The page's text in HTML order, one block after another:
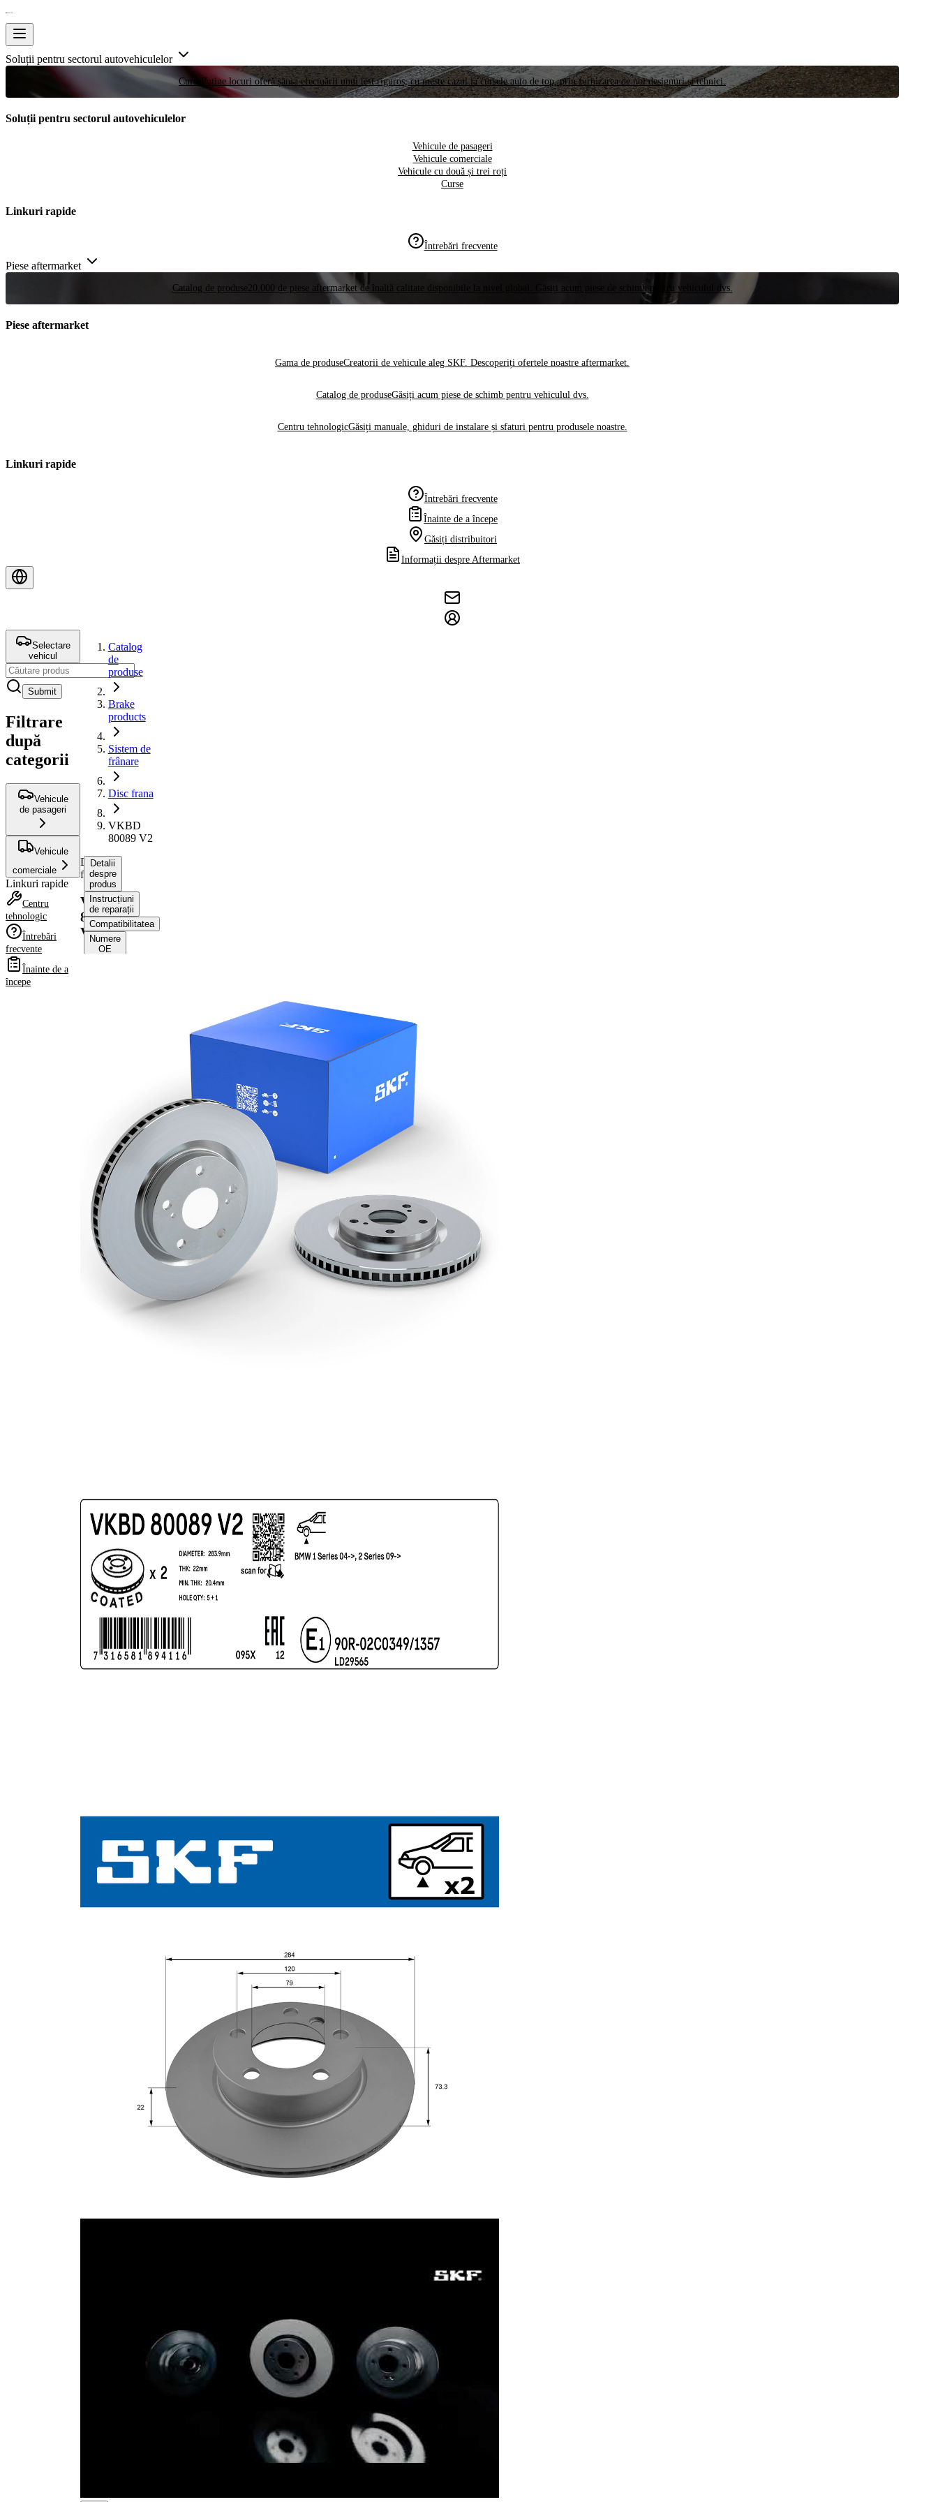
Soluții pentru sectorul autovehiculelor
Curse Puține locuri oferă șansa efectuării unui test riguros, cu meste cazul la cursele auto de top, prin furnizarea de noi designuri și tehnici.
Soluții pentru sectorul autovehiculelor
Vehicule de pasageri
Vehicule comerciale
Vehicule cu două și trei roți
Curse
Linkuri rapide
Întrebări frecvente
Piese aftermarket
Catalog de produse 20.000 de piese aftermarket de înaltă calitate disponibile la nivel global. Găsiți acum piese de schimb pentru vehiculul dvs.
Piese aftermarket
Gama de produseCreatorii de vehicule aleg SKF. Descoperiți ofertele noastre aftermarket.
Catalog de produseGăsiți acum piese de schimb pentru vehiculul dvs.
Centru tehnologicGăsiți manuale, ghiduri de instalare și sfaturi pentru produsele noastre.
Linkuri rapide
Întrebări frecvente
Înainte de a începe
Găsiți distribuitori
Informații despre Aftermarket
Selectare
vehicul
Submit
Filtrare
după
categorii
Vehicule
de pasageri
Vehicule
comerciale
Linkuri rapide
Centru
tehnologic
Întrebări
frecvente
Înainte de a
începe
Catalog
de
produse
Brake
products
Sistem de
frânare
Disc frana
VKBD
80089 V2
Disc
frana
VKBD
80089
V2
Detalii
despre
produs
Instrucțiuni
de reparații
Compatibilitatea
Numere
OE
20,4 mm
pistoane
1
Diametru
exterior
284 mm
Numar
gauri
5
Diametru
de centrare
79 mm
Asezare
gauri Ø
120 mm
Suprafata
acoperit
strat
protector)